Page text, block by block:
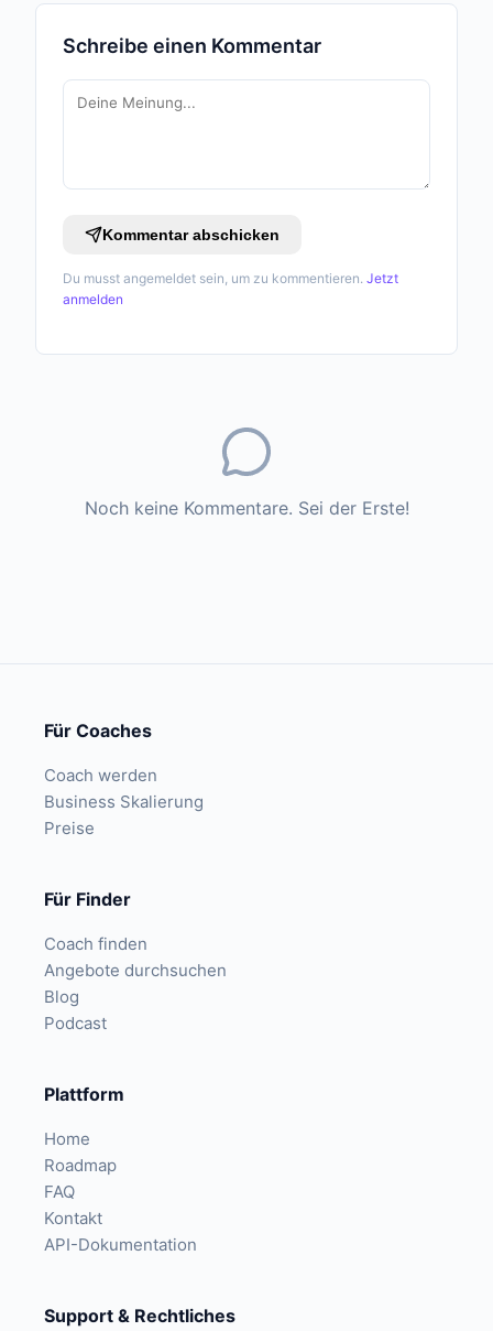
Schreibe einen Kommentar
Kommentar abschicken
Du musst angemeldet sein, um zu kommentieren. Jetzt
anmelden
Noch keine Kommentare. Sei der Erste!
Für Coaches
Coach werden
Business Skalierung
Preise
Für Finder
Coach finden
Angebote durchsuchen
Blog
Podcast
Plattform
Home
Roadmap
FAQ
Kontakt
API-Dokumentation
Support & Rechtliches